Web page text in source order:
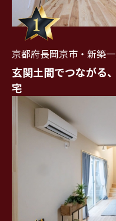
京都府長岡京市・新築
玄関土間でつながる
宅